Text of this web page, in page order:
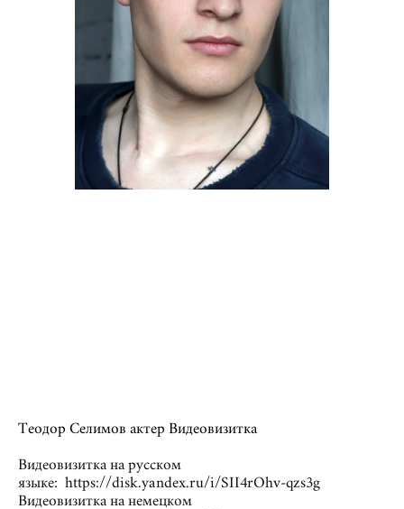
Теодор Селимов актер Видеовизитка
Видеовизитка на русском
языке: https://disk.yandex.ru/i/SII4rOhv-qzs3g
Видеовизитка на немецком